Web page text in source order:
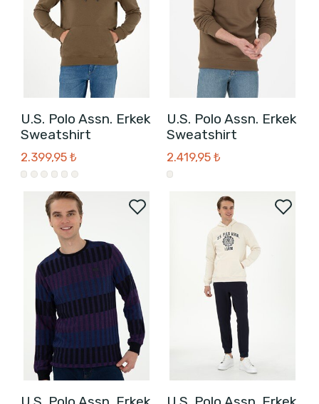
U.S. Polo Assn. Erkek
Sweatshirt
2.399,95 ₺
U.S. Polo Assn. Erkek
Sweatshirt
2.419,95 ₺